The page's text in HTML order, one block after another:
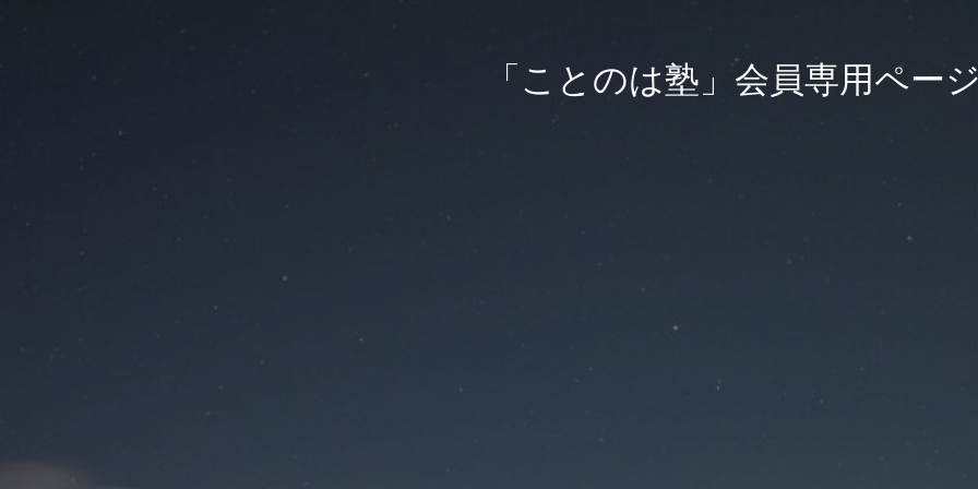
「ことのは塾」会員専用ペー